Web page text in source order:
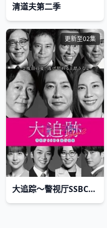
清道夫第二季
更新至02集
大追踪〜警视厅SSBC强行犯系〜 第2季